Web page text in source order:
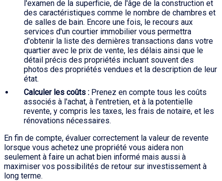
l'examen de la superficie, de l'âge de la construction et
des caractéristiques comme le nombre de chambres et
de salles de bain. Encore une fois, le recours aux
services d'un courtier immobilier vous permettra
d'obtenir la liste des dernières transactions dans votre
quartier avec le prix de vente, les délais ainsi que le
détail précis des propriétés incluant souvent des
photos des propriétés vendues et la description de leur
état.
Calculer les coûts : Prenez en compte tous les coûts
associés à l'achat, à l'entretien, et à la potentielle
revente, y compris les taxes, les frais de notaire, et les
rénovations nécessaires.
En fin de compte, évaluer correctement la valeur de revente
lorsque vous achetez une propriété vous aidera non
seulement à faire un achat bien informé mais aussi à
maximiser vos possibilités de retour sur investissement à
long terme.